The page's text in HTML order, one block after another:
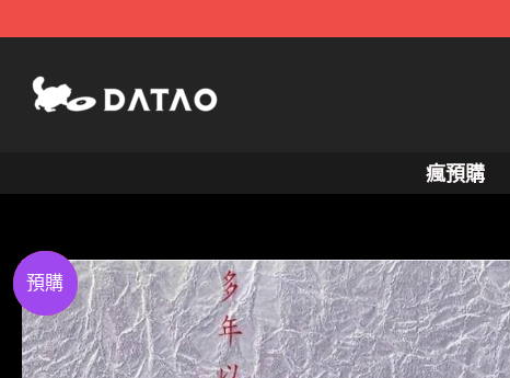
瘋預購
Preorder
特價